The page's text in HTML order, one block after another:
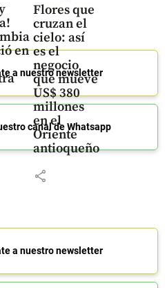
en
Flores que
cruzan el
cielo: así
es el
negocio
que mueve
US$ 380
millones
en el
Oriente
antioqueño
share
a nuestro newsletter
canal de Whatsapp
a nuestro newsletter